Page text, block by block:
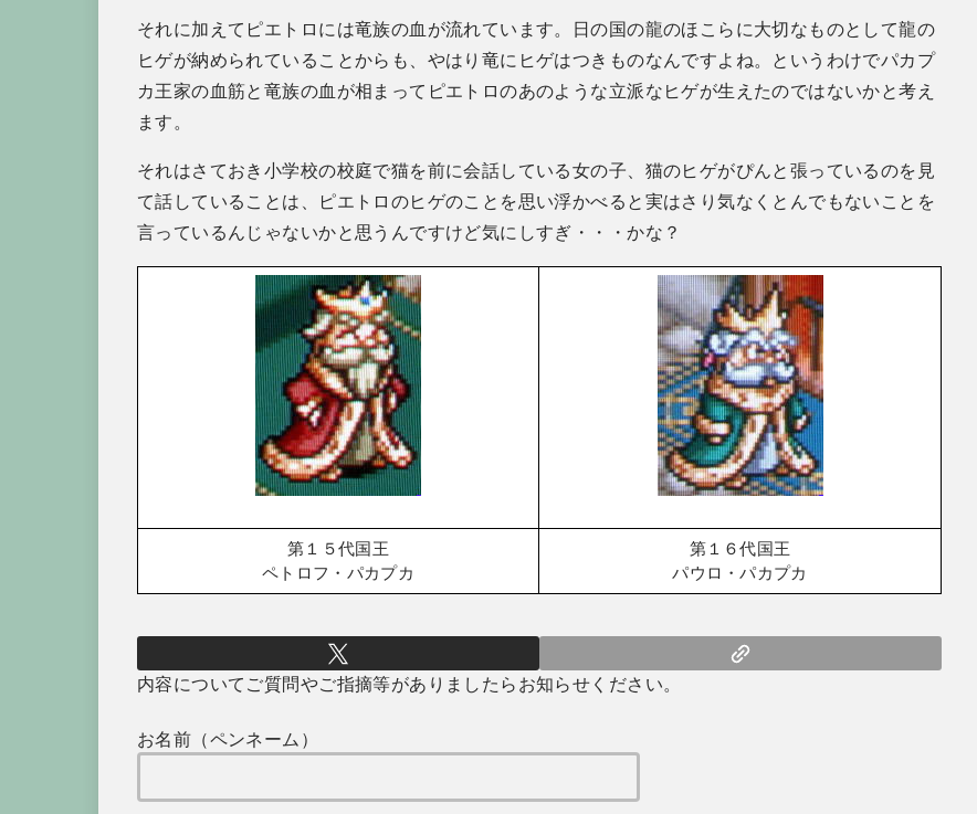
それに加えてピエトロには竜族の血が流れています。日の国の龍のほこらに大切なものとして龍の
ヒゲが納められていることからも、やはり竜にヒゲはつきものなんですよね。というわけでパカプ
カ王家の血筋と竜族の血が相まってピエトロのあのような立派なヒゲが生えたのではないかと考え
ます。
それはさておき小学校の校庭で猫を前に会話している女の子、猫のヒゲがぴんと張っているのを見
て話していることは、ピエトロのヒゲのことを思い浮かべると実はさり気なくとんでもないことを
言っているんじゃないかと思うんですけど気にしすぎ・・・かな？
第１５代国王
ペトロフ・パカプカ
第１６代国王
パウロ・パカプカ
内容についてご質問やご指摘等がありましたらお知らせください。
お名前（ペンネーム）